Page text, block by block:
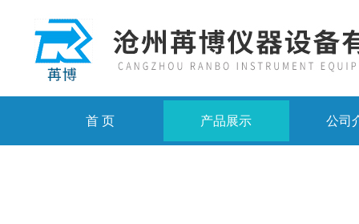
首 页 产品展示 公司